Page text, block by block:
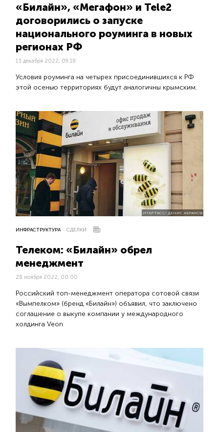
«Билайн», «Мегафон» и Tele2
договорились о запуске
национального роуминга в новых
регионах РФ
13 декабря 2022, 09:18
Условия роуминга на четырех присоединившихся к РФ
этой осенью территориях будут аналогичны крымским.
ИТАР-ТАСС/ ДЕНИС АБРАМОВ
ИНФРАСТРУКТУРА СДЕЛКИ
Телеком: «Билайн» обрел
менеджмент
28 ноября 2022, 00:00
Российский топ-менеджмент оператора сотовой связи
«Вымпелком» (бренд «Билайн») объявил, что заключено
соглашение о выкупе компании у международного
холдинга Veon